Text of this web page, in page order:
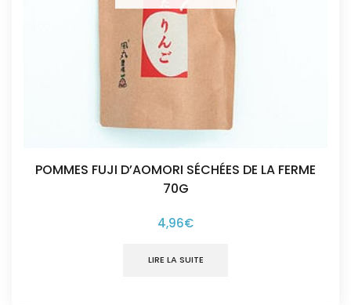
POMMES FUJI D’AOMORI SÉCHÉES DE LA FERME
70G
4,96€
LIRE LA SUITE